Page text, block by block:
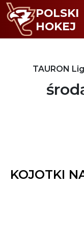
POLSKI
HOKEJ
TAURON
KOJOTKI